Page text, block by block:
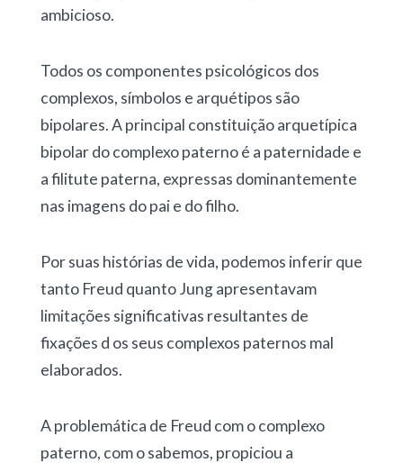
ambicioso.
Todos os componentes psicológicos dos
complexos, símbolos e arquétipos são
bipolares. A principal constituição arquetípica
bipolar do complexo paterno é a paternidade e
a filitute paterna, expressas dominantemente
nas imagens do pai e do filho.
Por suas histórias de vida, podemos inferir que
tanto Freud quanto Jung apresentavam
limitações significativas resultantes de
fixações d os seus complexos paternos mal
elaborados.
A problemática de Freud com o complexo
paterno, com o sabemos, propiciou a